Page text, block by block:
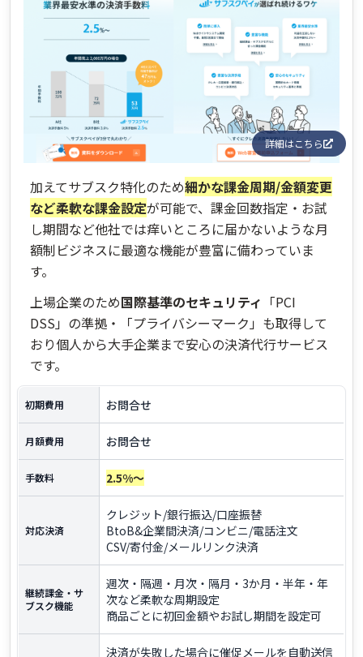
詳細はこちら
加えてサブスク特化のため細かな課金周期/金額変更
など柔軟な課金設定が可能で、課金回数指定・お試
し期間など他社では痒いところに届かないような月
額制ビジネスに最適な機能が豊富に備わっていま
す。
上場企業のため国際基準のセキュリティ 「PCI
DSS」の準拠・「プライバシーマーク」も取得して
おり個人から大手企業まで安心の決済代行サービス
です。
初期費用 お問合せ
月額費用 お問合せ
手数料 2.5%～
対応決済
クレジット/銀行振込/口座振替
BtoB&企業間決済/コンビニ/電話注文
CSV/寄付金/メールリンク決済
継続課金・サ
ブスク機能
週次・隔週・月次・隔月・3か月・半年・年
次など柔軟な周期設定
商品ごとに初回金額やお試し期間を設定可
決済が失敗した場合に催促メールを自動送信